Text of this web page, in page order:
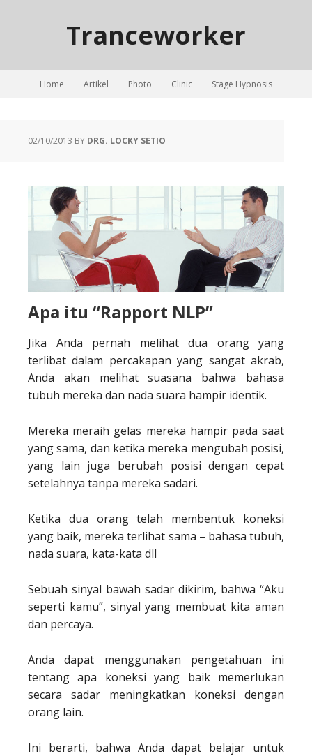
Tranceworker
Home Artikel Photo Clinic Stage Hypnosis
02/10/2013 BY DRG. LOCKY SETIO
Apa itu “Rapport NLP”
Jika Anda pernah melihat dua orang yang
terlibat dalam percakapan yang sangat akrab,
Anda akan melihat suasana bahwa bahasa
tubuh mereka dan nada suara hampir identik.
Mereka meraih gelas mereka hampir pada saat
yang sama, dan ketika mereka mengubah posisi,
yang lain juga berubah posisi dengan cepat
setelahnya tanpa mereka sadari.
Ketika dua orang telah membentuk koneksi
yang baik, mereka terlihat sama – bahasa tubuh,
nada suara, kata-kata dll
Sebuah sinyal bawah sadar dikirim, bahwa “Aku
seperti kamu”, sinyal yang membuat kita aman
dan percaya.
Anda dapat menggunakan pengetahuan ini
tentang apa koneksi yang baik memerlukan
secara sadar meningkatkan koneksi dengan
orang lain.
Ini berarti, bahwa Anda dapat belajar untuk